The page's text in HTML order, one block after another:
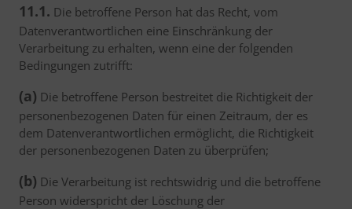
11.1. Die betroffene Person hat das Recht, vom
Datenverantwortlichen eine Einschränkung der
Verarbeitung zu erhalten, wenn eine der folgenden
Bedingungen zutrifft:
(a) Die betroffene Person bestreitet die Richtigkeit der
personenbezogenen Daten für einen Zeitraum, der es
dem Datenverantwortlichen ermöglicht, die Richtigkeit
der personenbezogenen Daten zu überprüfen;
(b) Die Verarbeitung ist rechtswidrig und die betroffene
Person widerspricht der Löschung der